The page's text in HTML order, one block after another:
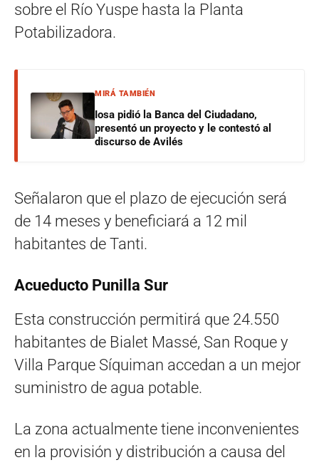
sobre el Río Yuspe hasta la Planta
Potabilizadora.
MIRÁ TAMBIÉN
Iosa pidió la Banca del Ciudadano,
presentó un proyecto y le contestó al
discurso de Avilés
Señalaron que el plazo de ejecución será
de 14 meses y beneficiará a 12 mil
habitantes de Tanti.
Acueducto Punilla Sur
Esta construcción permitirá que 24.550
habitantes de Bialet Massé, San Roque y
Villa Parque Síquiman accedan a un mejor
suministro de agua potable.
La zona actualmente tiene inconvenientes
en la provisión y distribución a causa del